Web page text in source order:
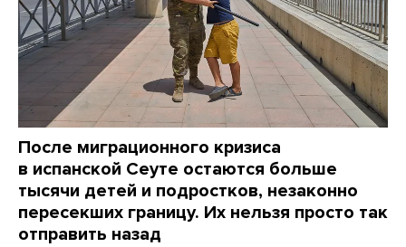
После миграционного кризиса
в испанской Сеуте остаются больше
тысячи детей и подростков, незаконно
пересекших границу. Их нельзя просто так
отправить назад